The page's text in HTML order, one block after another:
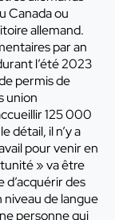
Canada ou
allemand.
par an
l’été 2023
permis de
union
125 000
détail, il n’y a
pour venir en
» va être
des
de langue
personne qui